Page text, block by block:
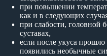
при повышении
как и в следующих
при слабости, головной
суставах,
если после укуса
появились необычные